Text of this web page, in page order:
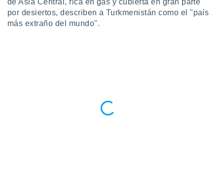
y
en
de Asia Central, rica en gas y cubierta en gran parte
por desiertos, describen a Turkmenistán como el "país
más extraño del mundo".